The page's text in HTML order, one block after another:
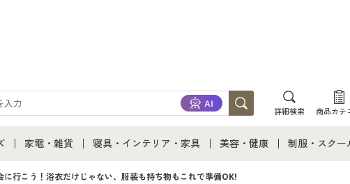
詳細検索 商品カテ
カタロ
通販すべて
家電・雑貨
家電・雑貨すべて
寝具・インテリア・家具
寝具・インテリア・家具通販すべて
美容・健康
美容・健康通販すべて
制服・スクー
に行こう！浴衣だけじゃない、服装も持ち物もこれで準備OK!